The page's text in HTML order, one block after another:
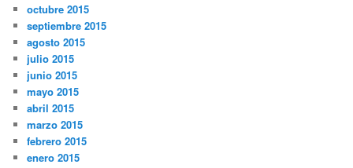
octubre 2015
septiembre 2015
agosto 2015
julio 2015
junio 2015
mayo 2015
abril 2015
marzo 2015
febrero 2015
enero 2015